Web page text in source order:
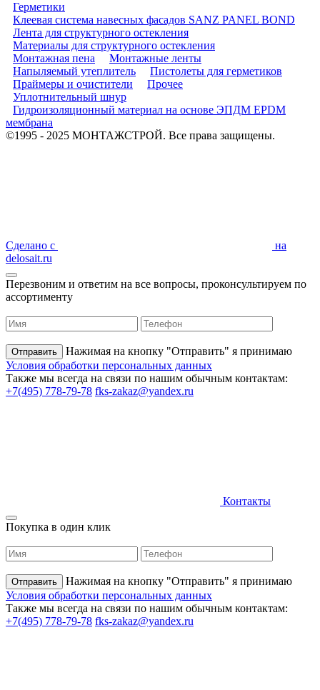
Герметики
Клеевая система навесных фасадов SANZ PANEL BOND
Лента для структурного остекления
Материалы для структурного остекления
Монтажная пена
Монтажные ленты
Напыляемый утеплитель
Пистолеты для герметиков
Праймеры и очистители
Прочее
Уплотнительный шнур
Гидроизоляционный материал на основе ЭПДМ EPDM
мембрана
©1995 - 2025 МОНТАЖСТРОЙ. Все права защищены.
Сделано с
на
delosait.ru
Перезвоним и ответим на все вопросы, проконсультируем по
ассортименту
Нажимая на кнопку "Отправить" я принимаю
Условия обработки персональных данных
Также мы всегда на связи по нашим обычным контактам:
+7(495) 778-79-78 fks-zakaz@yandex.ru
Контакты
Покупка в один клик
Нажимая на кнопку "Отправить" я принимаю
Условия обработки персональных данных
Также мы всегда на связи по нашим обычным контактам:
+7(495) 778-79-78 fks-zakaz@yandex.ru